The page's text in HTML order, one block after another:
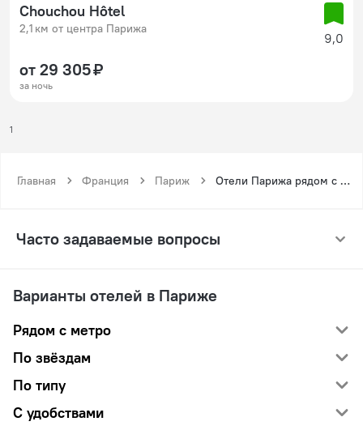
Chouchou Hôtel
2,1 км от центра Парижа
9,0
от 29 305 ₽
за ночь
1
Главная Франция Париж Отели Парижа рядом с метро Катр Септамбр
Часто задаваемые вопросы
Варианты отелей в Париже
Рядом с метро
По звёздам
По типу
С удобствами